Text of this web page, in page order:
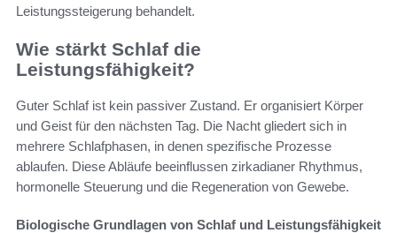
Leistungssteigerung behandelt.
Wie stärkt Schlaf die
Leistungsfähigkeit?
Guter Schlaf ist kein passiver Zustand. Er organisiert Körper
und Geist für den nächsten Tag. Die Nacht gliedert sich in
mehrere Schlafphasen, in denen spezifische Prozesse
ablaufen. Diese Abläufe beeinflussen zirkadianer Rhythmus,
hormonelle Steuerung und die Regeneration von Gewebe.
Biologische Grundlagen von Schlaf und Leistungsfähigkeit